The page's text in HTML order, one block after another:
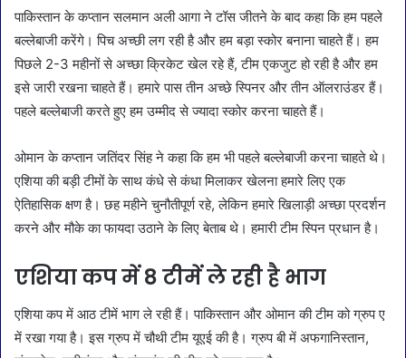
पाकिस्तान के कप्तान सलमान अली आगा ने टॉस जीतने के बाद कहा कि हम पहले
बल्लेबाजी करेंगे। पिच अच्छी लग रही है और हम बड़ा स्कोर बनाना चाहते हैं। हम
पिछले 2-3 महीनों से अच्छा क्रिकेट खेल रहे हैं, टीम एकजुट हो रही है और हम
इसे जारी रखना चाहते हैं। हमारे पास तीन अच्छे स्पिनर और तीन ऑलराउंडर हैं।
पहले बल्लेबाजी करते हुए हम उम्मीद से ज्यादा स्कोर करना चाहते हैं।
ओमान के कप्तान जतिंदर सिंह ने कहा कि हम भी पहले बल्लेबाजी करना चाहते थे।
एशिया की बड़ी टीमों के साथ कंधे से कंधा मिलाकर खेलना हमारे लिए एक
ऐतिहासिक क्षण है। छह महीने चुनौतीपूर्ण रहे, लेकिन हमारे खिलाड़ी अच्छा प्रदर्शन
करने और मौके का फायदा उठाने के लिए बेताब थे। हमारी टीम स्पिन प्रधान है।
एशिया कप में 8 टीमें ले रही है भाग
एशिया कप में आठ टीमें भाग ले रही हैं। पाकिस्तान और ओमान की टीम को ग्रुप ए
में रखा गया है। इस ग्रुप में चौथी टीम यूएई की है। ग्रुप बी में अफगानिस्तान,